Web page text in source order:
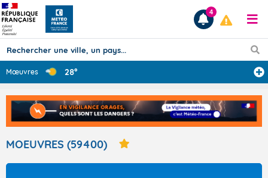
Prévisions
TOUS LES RÉSULTATS
Articles
4
Mœuvres 28°
MOEUVRES (59400)